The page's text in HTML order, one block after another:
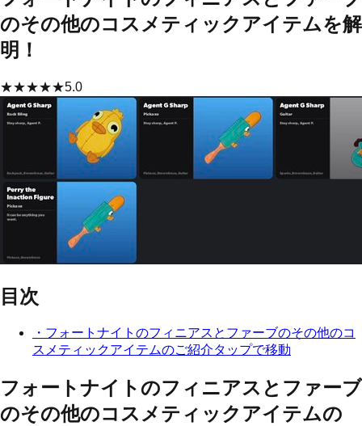
のその他のコスメティックアイテムを解
明！
★★★★★5.0
目次
・ フォートナイトのフィニアスとファーブのその他のコ
スメティックアイテムのご紹介タップで移動
フォートナイトのフィニアスとファーブ
のその他のコスメティックアイテムの